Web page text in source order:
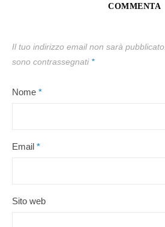
COMMENTA
Il tuo indirizzo email non sarà pubblicato.
sono contrassegnati *
Nome *
Email *
Sito web